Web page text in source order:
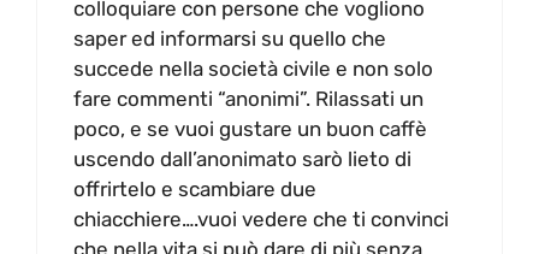
colloquiare con persone che vogliono
saper ed informarsi su quello che
succede nella società civile e non solo
fare commenti “anonimi”. Rilassati un
poco, e se vuoi gustare un buon caffè
uscendo dall’anonimato sarò lieto di
offrirtelo e scambiare due
chiacchiere….vuoi vedere che ti convinci